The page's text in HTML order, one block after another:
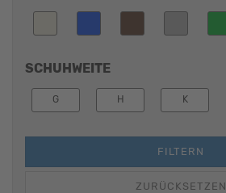
SCHUHWEITE
G H K
FILTERN
ZURÜCKSETZEN